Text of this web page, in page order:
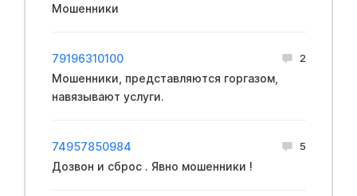
Мошенники
79196310100 2
Мошенники, представляются горгазом,
навязывают услуги.
74957850984 5
Дозвон и сброс . Явно мошенники !